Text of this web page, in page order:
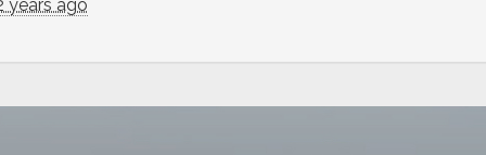
years ago